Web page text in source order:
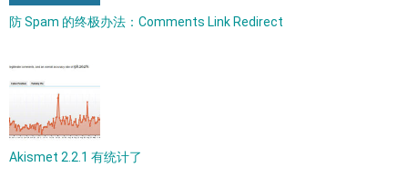
防 Spam 的终极办法：Comments Link Redirect
Akismet 2.2.1 有统计了